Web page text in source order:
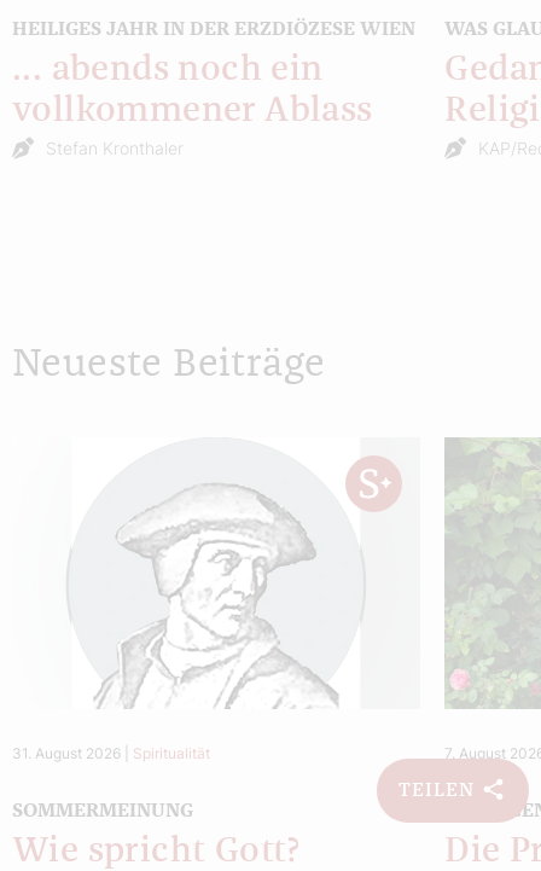
TEILEN
HEILIGES JAHR IN DER ERZDIÖZESE WIEN
... abends noch ein
vollkommener Ablass
Stefan Kronthaler
WAS
KAP/
Neueste Beiträge
31. August 2026 Spiritualität
SOMMERMEINUNG
Wie spricht Gott?
7. August
Die